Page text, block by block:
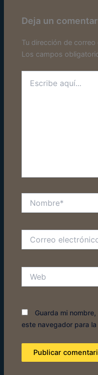
Deja un
Tu dirección de
Los campos
aquí...
electrónico*
Guarda mi
este navegador para